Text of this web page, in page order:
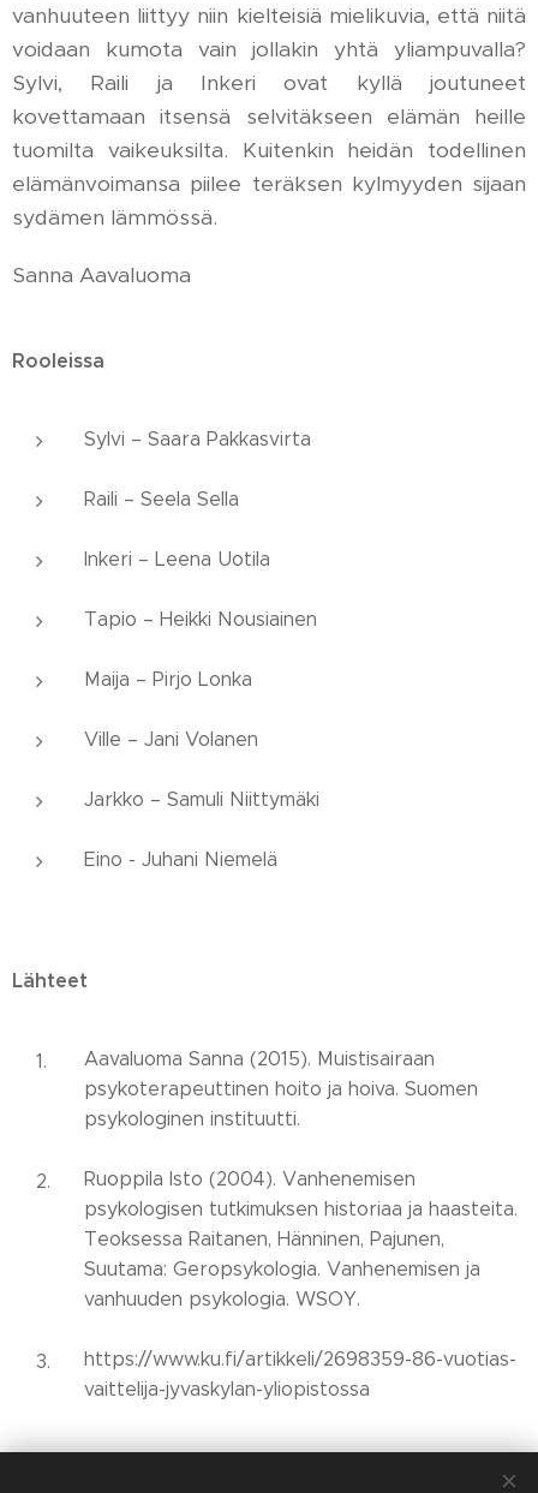
vanhuuteen liittyy niin kielteisiä mielikuvia, että niitä
voidaan kumota vain jollakin yhtä yliampuvalla?
Sylvi, Raili ja Inkeri ovat kyllä joutuneet
kovettamaan itsensä selvitäkseen elämän heille
tuomilta vaikeuksilta. Kuitenkin heidän todellinen
elämänvoimansa piilee teräksen kylmyyden sijaan
sydämen lämmössä.
Sanna Aavaluoma
Rooleissa
Sylvi – Saara Pakkasvirta
Raili – Seela Sella
Inkeri – Leena Uotila
Tapio – Heikki Nousiainen
Maija – Pirjo Lonka
Ville – Jani Volanen
Jarkko – Samuli Niittymäki
Eino - Juhani Niemelä
Lähteet
Aavaluoma Sanna (2015). Muistisairaan
psykoterapeuttinen hoito ja hoiva. Suomen
psykologinen instituutti.
Ruoppila Isto (2004). Vanhenemisen
psykologisen tutkimuksen historiaa ja haasteita.
Teoksessa Raitanen, Hänninen, Pajunen,
Suutama: Geropsykologia. Vanhenemisen ja
vanhuuden psykologia. WSOY.
https://www.ku.fi/artikkeli/2698359-86-vuotias-
vaittelija-jyvaskylan-yliopistossa